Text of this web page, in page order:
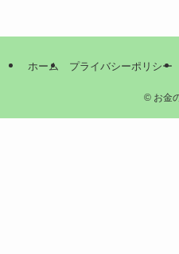
ホーム プライバシーポリシー
©お金